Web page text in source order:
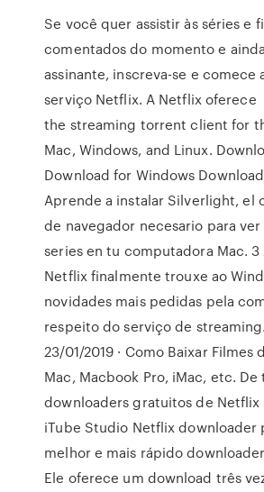
Se você quer assistir às séries e
comentados do momento e
assinante, inscreva-se e comece
serviço Netflix. A Netflix
the streaming torrent client for
Mac, Windows, and Linux.
Download for Windows
Aprende a instalar Silverlight, el
de navegador necesario para
series en tu computadora Mac. 3
Netflix finalmente trouxe ao
novidades mais pedidas pela
respeito do serviço de
23/01/2019 · Como Baixar Filmes
Mac, Macbook Pro, iMac, etc. De
downloaders gratuitos de Netflix
iTube Studio Netflix downloader
melhor e mais rápido
Ele oferece um download três